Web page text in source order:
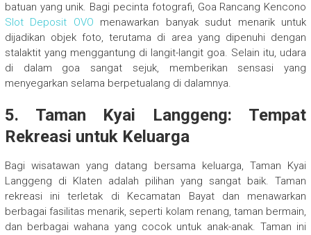
batuan yang unik. Bagi pecinta fotografi, Goa Rancang Kencono
Slot Deposit OVO menawarkan banyak sudut menarik untuk
dijadikan objek foto, terutama di area yang dipenuhi dengan
stalaktit yang menggantung di langit-langit goa. Selain itu, udara
di dalam goa sangat sejuk, memberikan sensasi yang
menyegarkan selama berpetualang di dalamnya.
5. Taman Kyai Langgeng: Tempat
Rekreasi untuk Keluarga
Bagi wisatawan yang datang bersama keluarga, Taman Kyai
Langgeng di Klaten adalah pilihan yang sangat baik. Taman
rekreasi ini terletak di Kecamatan Bayat dan menawarkan
berbagai fasilitas menarik, seperti kolam renang, taman bermain,
dan berbagai wahana yang cocok untuk anak-anak. Taman ini